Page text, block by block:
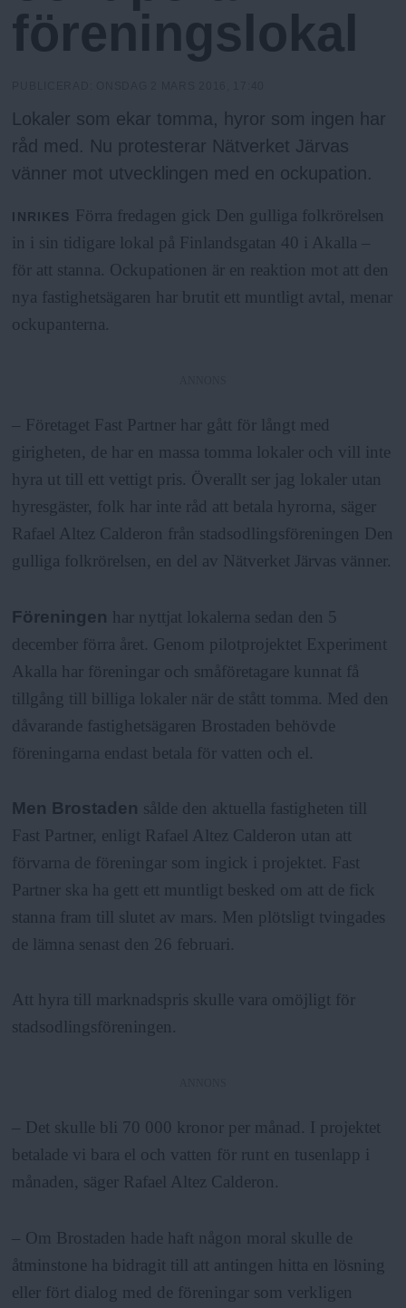
h
o
l
m
s
F
r
a
y
föreningslokal
Lokaler som ekar tomma, hyror som ingen har
råd med. Nu protesterar Nätverket Järvas
vänner mot utvecklingen med en ockupation.
INRIKES
Förra fredagen gick Den gulliga folkrörelsen
in i sin tidigare lokal på Finlandsgatan 40 i Akalla –
för att stanna. Ockupationen är en reaktion mot att den
nya fastighetsägaren har brutit ett muntligt avtal, menar
ockupanterna.
– Företaget Fast Partner har gått för långt med
girigheten, de har en massa tomma lokaler och vill inte
hyra ut till ett vettigt pris. Överallt ser jag lokaler utan
hyresgäster, folk har inte råd att betala hyrorna, säger
Rafael Altez Calderon från stadsodlingsföreningen Den
gulliga folkrörelsen, en del av Nätverket Järvas vänner.
Föreningen har nyttjat lokalerna sedan den 5
december förra året. Genom pilotprojektet Experiment
Akalla har föreningar och småföretagare kunnat få
tillgång till billiga lokaler när de stått tomma. Med den
dåvarande fastighetsägaren Brostaden behövde
föreningarna endast betala för vatten och el.
Men Brostaden sålde den aktuella fastigheten till
Fast Partner, enligt Rafael Altez Calderon utan att
förvarna de föreningar som ingick i projektet. Fast
Partner ska ha gett ett muntligt besked om att de fick
stanna fram till slutet av mars. Men plötsligt tvingades
de lämna senast den 26 februari.
Att hyra till marknadspris skulle vara omöjligt för
stadsodlingsföreningen.
– Det skulle bli 70 000 kronor per månad. I projektet
betalade vi bara el och vatten för runt en tusenlapp i
månaden, säger Rafael Altez Calderon.
– Om Brostaden hade haft någon moral skulle de
åtminstone ha bidragit till att antingen hitta en lösning
eller fört dialog med de föreningar som verkligen